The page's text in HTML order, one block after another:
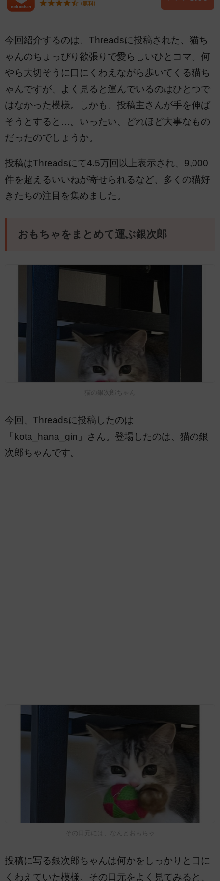
今回紹介するのは、Threadsに投稿された、猫ち
ゃんのちょっぴり欲張りで愛らしいひとコマ。何
やら大切そうに口にくわえながら歩いてくる猫ち
ゃんですが、よく見ると運んでいるのはひとつで
はなかった模様。しかも、投稿主さんが手を伸ば
そうとすると…。いったい、どれほど大事なもの
だったのでしょうか。
投稿はThreadsにて4.5万回以上表示され、9,000
件を超えるいいねが寄せられるなど、多くの猫好
きたちの注目を集めました。
おもちゃをまとめて運ぶ銀次郎
猫の銀次郎ちゃん
今回、Threadsに投稿したのは
「kota_hana_gin」さん。登場したのは、猫の銀
次郎ちゃんです。
その口元には、なんとおもちゃ
投稿に写る銀次郎ちゃんは何かをしっかりと口に
くわえていた模様。その口元をよく見てみると、